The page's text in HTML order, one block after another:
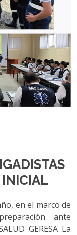
en el marco de
ante
GERESA La